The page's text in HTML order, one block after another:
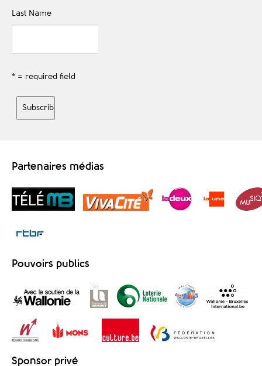
Last Name
* = required field
Partenaires médias
Pouvoirs publics
Sponsor privé